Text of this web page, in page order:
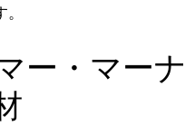
ー・マーナ